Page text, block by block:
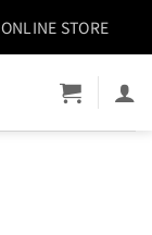
ONLINE STORE